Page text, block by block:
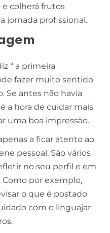
colherá frutos
jornada profissional.
‘’ a primeira
fazer muito sentido
Se antes não havia
a hora de cuidar mais
uma boa impressão.
a ficar atento ao
pessoal. São vários
no seu perfil e em
Como por exemplo,
o que é postado
com o linguajar